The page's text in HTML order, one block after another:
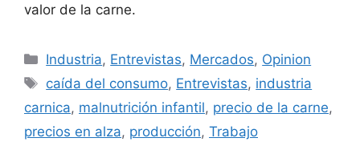
valor de la carne.
Industria, Entrevistas, Mercados, Opinion
caída del consumo, Entrevistas, industria
carnica, malnutrición infantil, precio de la carne,
precios en alza, producción, Trabajo